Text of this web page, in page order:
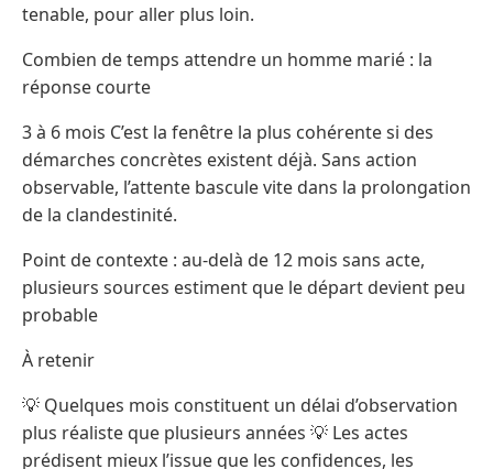
tenable, pour aller plus loin.
Combien de temps attendre un homme marié : la
réponse courte
3 à 6 mois C’est la fenêtre la plus cohérente si des
démarches concrètes existent déjà. Sans action
observable, l’attente bascule vite dans la prolongation
de la clandestinité.
Point de contexte : au-delà de 12 mois sans acte,
plusieurs sources estiment que le départ devient peu
probable
À retenir
💡 Quelques mois constituent un délai d’observation
plus réaliste que plusieurs années 💡 Les actes
prédisent mieux l’issue que les confidences, les